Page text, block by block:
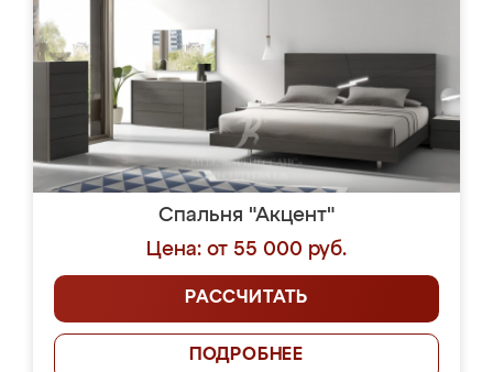
Спальня "Акцент"
Цена: от 55 000 руб.
РАССЧИТАТЬ
ПОДРОБНЕЕ